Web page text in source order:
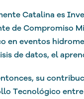
Catalina es
de Compromiso
en eventos
de datos, el
su
Tecnológico